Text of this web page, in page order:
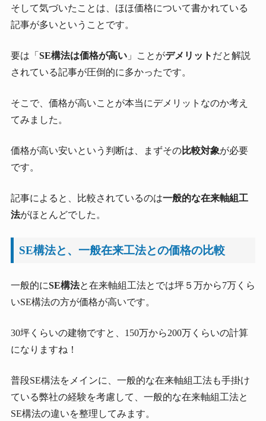
そして気づいたことは、ほほ価格について書かれている
記事が多いということです。
要は「 SE構法は価格が高い」ことがデメリット だと解説
されている記事が圧倒的に多かったです。
そこで、価格が高いことが本当にデメリットなのか考え
てみました。
価格が高い安いという判断は、まずその比較対象が必要
です。
記事によると、比較されているのは一般的な在来軸組工
法がほとんどでした。
SE構法と、一般在来工法との価格の比較
一般的にSE構法と在来軸組工法とでは坪５万から7万くら
いSE構法の方が価格が高いです。
30坪くらいの建物ですと、150万から200万くらいの計算
になりますね！
普段SE構法をメインに、一般的な在来軸組工法も手掛け
ている弊社の経験を考慮して、一般的な在来軸組工法と
SE構法の違いを整理してみます。